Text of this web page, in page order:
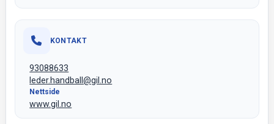
KONTAKT
93088633
leder.handball@gil.no
Nettside
www.gil.no